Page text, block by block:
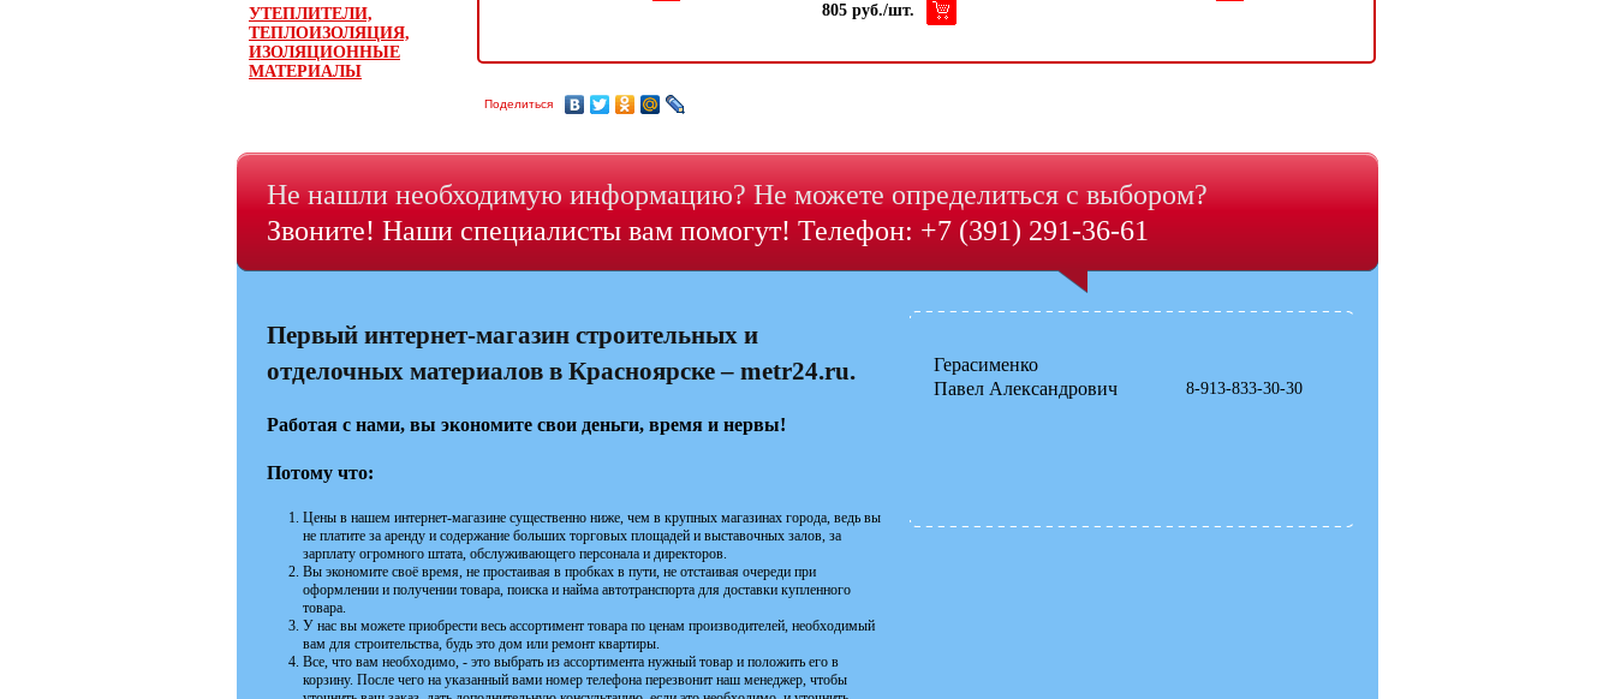
УТЕПЛИТЕЛИ,
ТЕПЛОИЗОЛЯЦИЯ,
ИЗОЛЯЦИОННЫЕ
МАТЕРИАЛЫ
805 руб./шт.
Поделиться
Не нашли необходимую информацию? Не можете определиться с выбором?
Звоните! Наши специалисты вам помогут! Телефон: +7 (391) 291-36-61
Первый интернет-магазин строительных и
отделочных материалов в Красноярске – metr24.ru.
Работая с нами, вы экономите свои деньги, время и нервы!
Потому что:
Цены в нашем интернет-магазине существенно ниже, чем в крупных магазинах города, ведь вы
не платите за аренду и содержание больших торговых площадей и выставочных залов, за
зарплату огромного штата, обслуживающего персонала и директоров.
Вы экономите своё время, не простаивая в пробках в пути, не отстаивая очереди при
оформлении и получении товара, поиска и найма автотранспорта для доставки купленного
товара.
У нас вы можете приобрести весь ассортимент товара по ценам производителей, необходимый
вам для строительства, будь это дом или ремонт квартиры.
Все, что вам необходимо, - это выбрать из ассортимента нужный товар и положить его в
корзину. После чего на указанный вами номер телефона перезвонит наш менеджер, чтобы
Герасименко
Павел Александрович
8-913-833-30-30